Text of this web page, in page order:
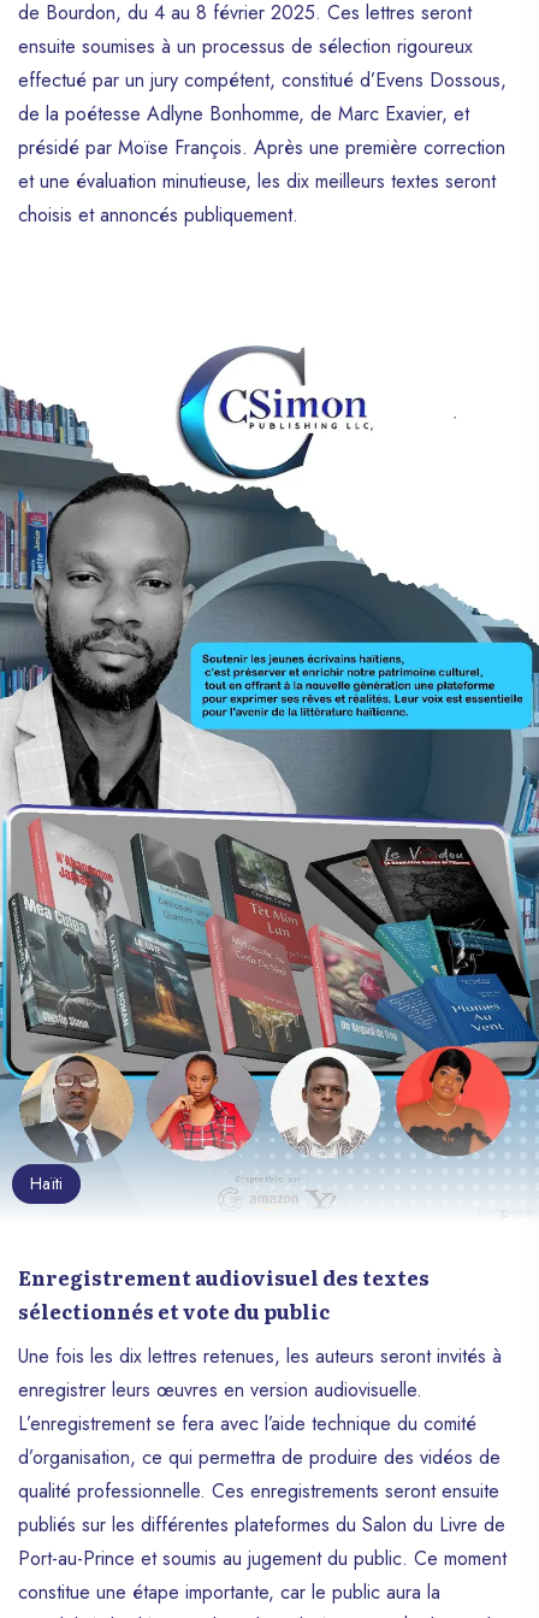
de Bourdon, du 4 au 8 février 2025. Ces lettres seront
ensuite soumises à un processus de sélection rigoureux
effectué par un jury compétent, constitué d’Evens Dossous,
de la poétesse Adlyne Bonhomme, de Marc Exavier, et
présidé par Moïse François. Après une première correction
et une évaluation minutieuse, les dix meilleurs textes seront
choisis et annoncés publiquement.
Haïti
Enregistrement audiovisuel des textes
sélectionnés et vote du public
Une fois les dix lettres retenues, les auteurs seront invités à
enregistrer leurs œuvres en version audiovisuelle.
L’enregistrement se fera avec l’aide technique du comité
d’organisation, ce qui permettra de produire des vidéos de
qualité professionnelle. Ces enregistrements seront ensuite
publiés sur les différentes plateformes du Salon du Livre de
Port-au-Prince et soumis au jugement du public. Ce moment
constitue une étape importante, car le public aura la